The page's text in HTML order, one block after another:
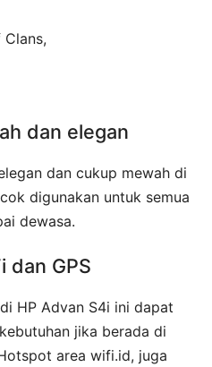
dan elegan
dan cukup mewah di
digunakan untuk semua
dewasa.
dan GPS
HP Advan S4i ini dapat
jika berada di
area wifi.id, juga